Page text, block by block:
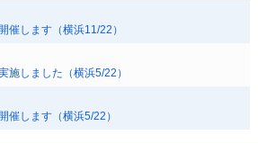
催します（横浜11/22）
施しました（横浜5/22）
催します（横浜5/22）